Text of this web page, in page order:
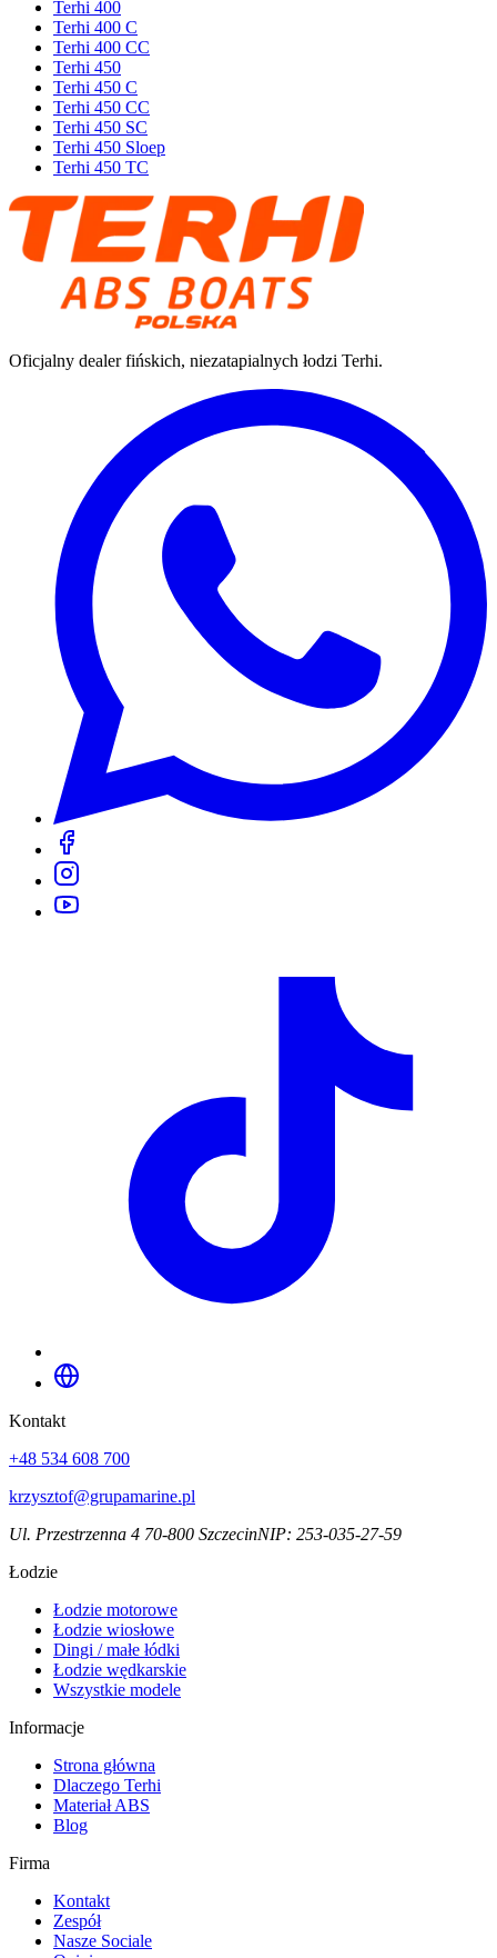
Terhi 400
Terhi 400 C
Terhi 400 CC
Terhi 450
Terhi 450 C
Terhi 450 CC
Terhi 450 SC
Terhi 450 Sloep
Terhi 450 TC
Oficjalny dealer fińskich, niezatapialnych łodzi Terhi.
Kontakt
+48 534 608 700
krzysztof@grupamarine.pl
Ul. Przestrzenna 4 70-800 SzczecinNIP: 253-035-27-59
Łodzie
Łodzie motorowe
Łodzie wiosłowe
Dingi / małe łódki
Łodzie wędkarskie
Wszystkie modele
Informacje
Strona główna
Dlaczego Terhi
Materiał ABS
Blog
Firma
Kontakt
Zespół
Nasze Sociale